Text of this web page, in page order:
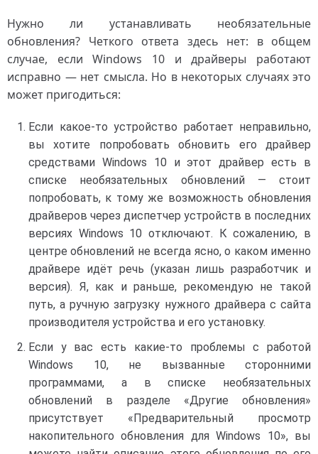
Нужно ли устанавливать необязательные
обновления? Четкого ответа здесь нет: в общем
случае, если Windows 10 и драйверы работают
исправно — нет смысла. Но в некоторых случаях это
может пригодиться:
Если какое-то устройство работает неправильно,
вы хотите попробовать обновить его драйвер
средствами Windows 10 и этот драйвер есть в
списке необязательных обновлений — стоит
попробовать, к тому же возможность обновления
драйверов через диспетчер устройств в последних
версиях Windows 10 отключают. К сожалению, в
центре обновлений не всегда ясно, о каком именно
драйвере идёт речь (указан лишь разработчик и
версия). Я, как и раньше, рекомендую не такой
путь, а ручную загрузку нужного драйвера с сайта
производителя устройства и его установку.
Если у вас есть какие-то проблемы с работой
Windows 10, не вызванные сторонними
программами, а в списке необязательных
обновлений в разделе «Другие обновления»
присутствует «Предварительный просмотр
накопительного обновления для Windows 10», вы